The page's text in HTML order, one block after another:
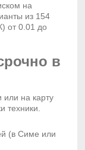
на
из 154
от 0.01 до
в
на карту
техники.
(в Симе или